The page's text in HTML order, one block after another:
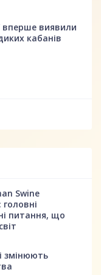
вперше виявили
кабанів
Swine
питання, що
змінюють